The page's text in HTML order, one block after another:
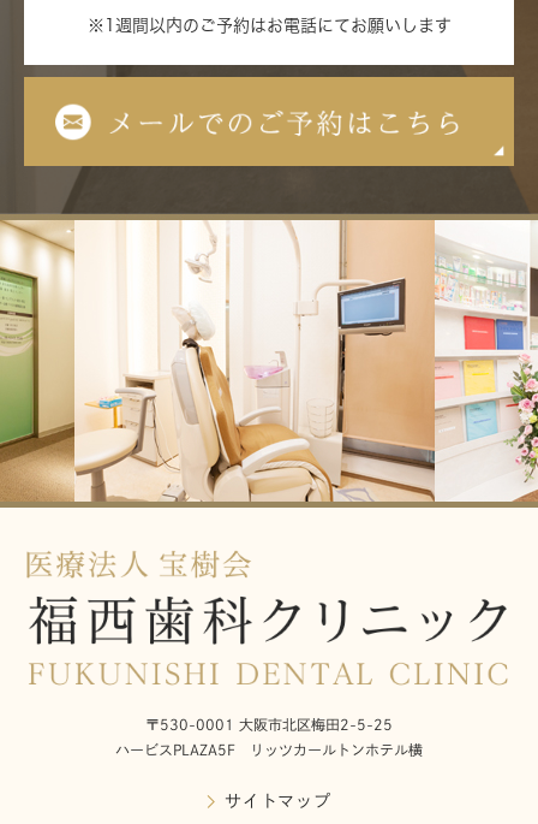
※1週間以内のご予約はお電話にてお願いします
〒530-0001 大阪市北区梅田2-5-25
ハービスPLAZA5F リッツカールトンホテル横
サイトマップ